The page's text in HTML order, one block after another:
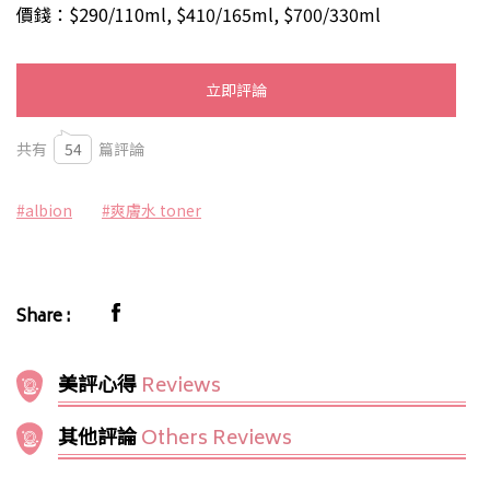
價錢：$290/110ml, $410/165ml, $700/330ml
立即評論
共有 54 篇評論
#albion #爽膚水 toner
Share :
美評心得 Reviews
其他評論Others Reviews